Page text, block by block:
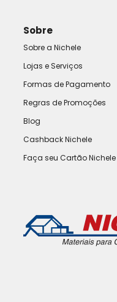
Sobre
Sobre a Nichele
Lojas e Serviços
Formas de Pagamento
Regras de Promoções
Blog
Cashback Nichele
Faça seu Cartão Nichele